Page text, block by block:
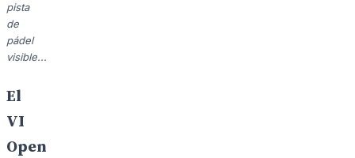
pista
de
pádel
visible...
El
VI
Open